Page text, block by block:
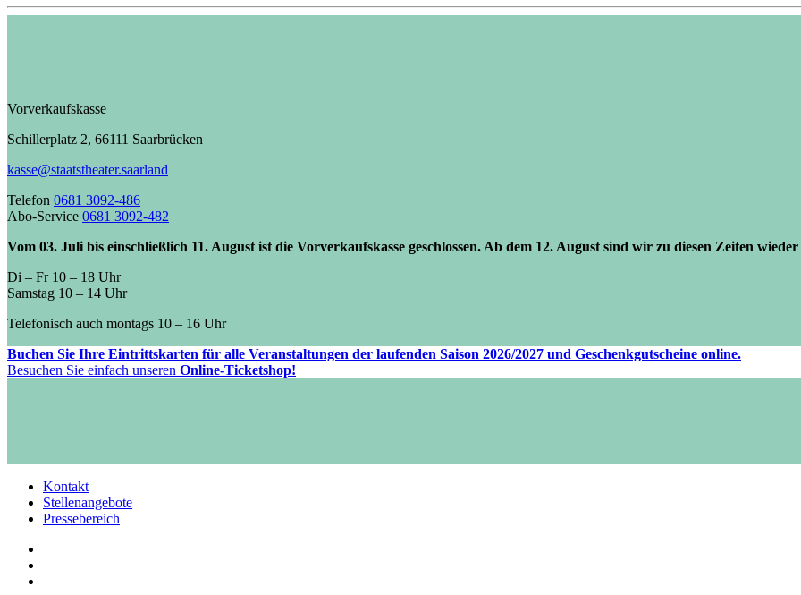
Vorverkaufskasse
Schillerplatz 2, 66111 Saarbrücken
kasse@staatstheater.saarland
Telefon 0681 3092-486
Abo-Service 0681 3092-482
Vom 03. Juli bis einschließlich 11. August ist die Vorverkaufskasse geschlossen. Ab dem 12. August sind wir zu diesen Zeiten
Di – Fr 10 – 18 Uhr
Samstag 10 – 14 Uhr
Telefonisch auch montags 10 – 16 Uhr
Buchen Sie Ihre Eintrittskarten für alle Veranstaltungen der laufenden Saison 2026/2027 und Geschenkgutscheine online.
Besuchen Sie einfach unseren Online-Ticketshop!
Kontakt
Stellenangebote
Pressebereich